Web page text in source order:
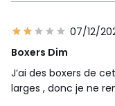
07/12/
Boxers Dim
J’ai des boxers de
larges , donc je ne